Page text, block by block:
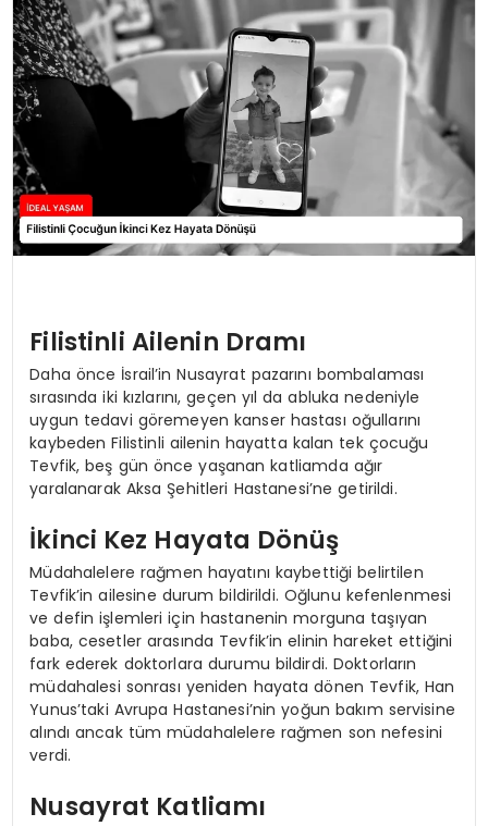
Filistinli Ailenin Dramı
Daha önce İsrail’in Nusayrat pazarını bombalaması
sırasında iki kızlarını, geçen yıl da abluka nedeniyle
uygun tedavi göremeyen kanser hastası oğullarını
kaybeden Filistinli ailenin hayatta kalan tek çocuğu
Tevfik, beş gün önce yaşanan katliamda ağır
yaralanarak Aksa Şehitleri Hastanesi’ne getirildi.
İkinci Kez Hayata Dönüş
Müdahalelere rağmen hayatını kaybettiği belirtilen
Tevfik’in ailesine durum bildirildi. Oğlunu kefenlenmesi
ve defin işlemleri için hastanenin morguna taşıyan
baba, cesetler arasında Tevfik’in elinin hareket ettiğini
fark ederek doktorlara durumu bildirdi. Doktorların
müdahalesi sonrası yeniden hayata dönen Tevfik, Han
Yunus’taki Avrupa Hastanesi’nin yoğun bakım servisine
alındı ancak tüm müdahalelere rağmen son nefesini
verdi.
Nusayrat Katliamı